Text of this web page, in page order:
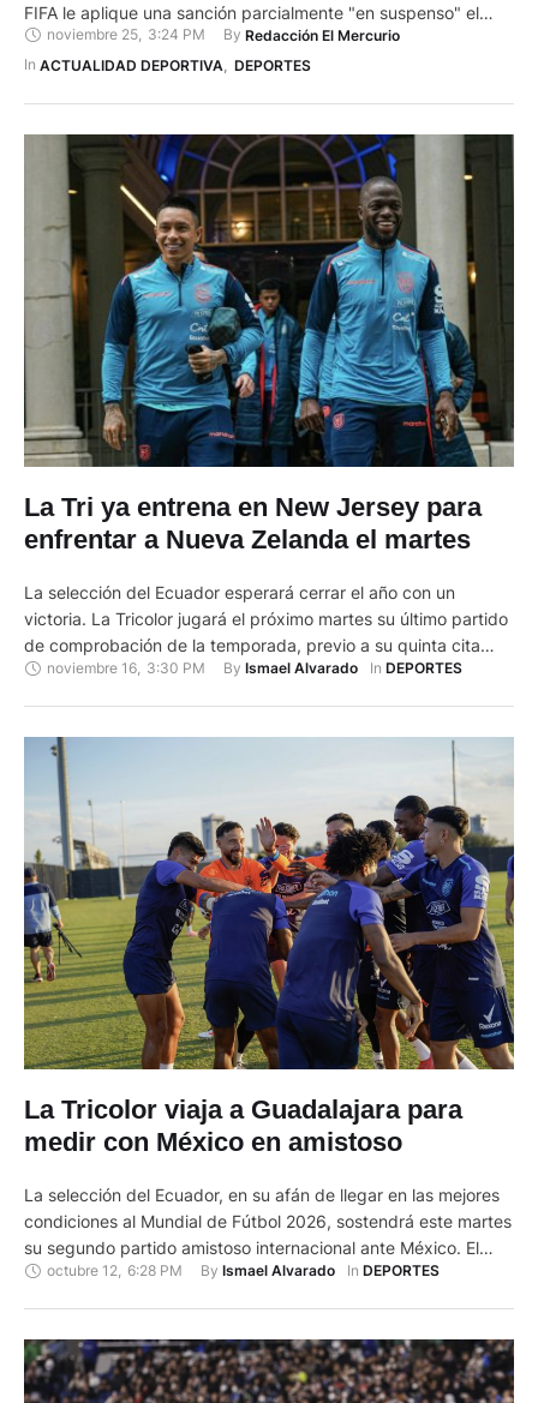
FIFA le aplique una sanción parcialmente "en suspenso" el
martes tras la tarjeta roja que recibió en las eliminatorias
europeas. El atacante de 40 años fue expulsado durante la
noviembre 25, 3:24 PM By Redacción El Mercurio
In ACTUALIDAD DEPORTIVA DEPORTES
La Tri ya entrena en New Jersey para
enfrentar a Nueva Zelanda el martes
La selección del Ecuador esperará cerrar el año con un
victoria. La Tricolor jugará el próximo martes su último partido
de comprobación de la temporada, previo a su quinta cita
mundialista. Sin embargo y pase que el ‘Equipo de Todos’
noviembre 16 3:30 PM By Ismael Alvarado In DEPORTES
La Tricolor viaja a Guadalajara para
medir con México en amistoso
La selección del Ecuador, en su afán de llegar en las mejores
condiciones al Mundial de Fútbol 2026, sostendrá este martes
su segundo partido amistoso internacional ante México. El
duelo está pactado en el estadio de propiedad del club
octubre 12 6:28 PM By Ismael Alvarado In DEPORTES